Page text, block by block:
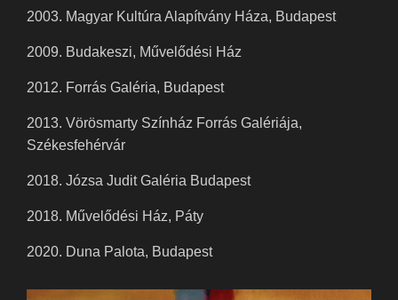
2003. Magyar Kultúra Alapítvány Háza, Budapest
2009. Budakeszi, Művelődési Ház
2012. Forrás Galéria, Budapest
2013. Vörösmarty Színház Forrás Galériája,
Székesfehérvár
2018. Józsa Judit Galéria Budapest
2018. Művelődési Ház, Páty
2020. Duna Palota, Budapest